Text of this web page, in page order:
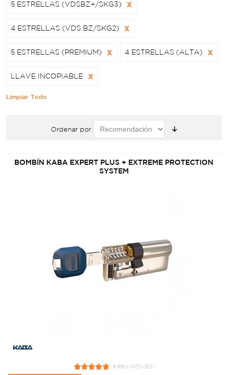
5 ESTRELLAS (VDSBZ+/SKG3) X
4 ESTRELLAS (VDS BZ/SKG2) X
5 ESTRELLAS (PREMIUM) X 4 ESTRELLAS (ALTA) X
LLAVE INCOPIABLE X
Limpiar Todo
Ordenar por
BOMBÍN KABA EXPERT PLUS + EXTREME PROTECTION
SYSTEM
6 REVISIÓN(ES)